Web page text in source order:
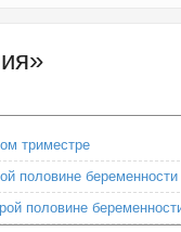
триместре
половине беременности
половине